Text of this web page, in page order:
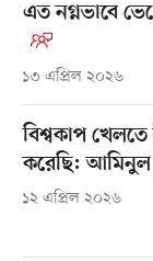
এত নগ্নভাবে
১৩ এপ্রিল ২০২৬
বিশ্বকাপ
করেছি: আমিনুল
১২ এপ্রিল ২০২৬